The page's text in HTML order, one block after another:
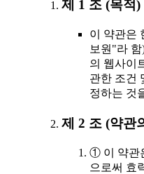
제 1 조 (목적)
이 약관은
보원"라
의 웹사이
관한 조건
정하는 것
제 2 조 (약관
① 이 약관
으로써 효